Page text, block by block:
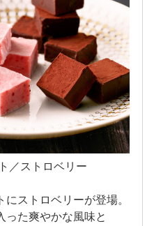
年4月
年3月
年2月
年1月
年12月
年11月
年10月
／ストロベリー
ストロベリーが登場。
った爽やかな風味と